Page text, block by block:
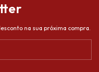
na sua próxima compra.